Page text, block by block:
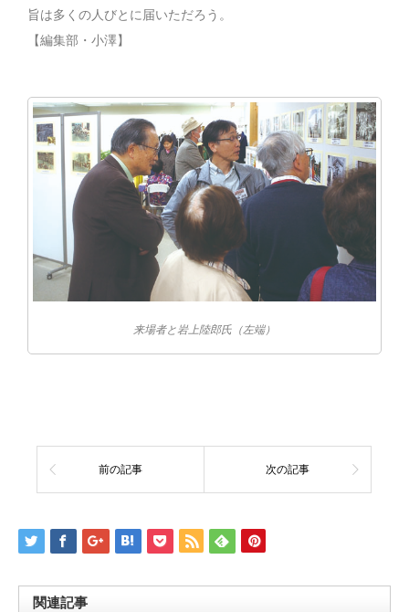
旨は多くの人びとに届いただろう。
【編集部・小澤】
来場者と岩上陸郎氏（左端）
前の記事 次の記事
関連記事